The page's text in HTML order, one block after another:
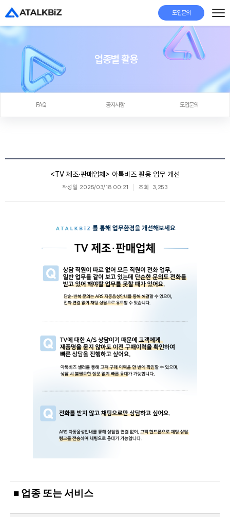
도입문의
업종별 활용
FAQ 공지사항 도입문의
<TV 제조·판매업체> 아톡비즈 활용 업무 개선
작성일 2025/03/18 00:21 조회 3,253
■ 업종 또는 서비스